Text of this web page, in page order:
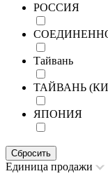
РОССИЯ
Тайвань
ТАЙВАНЬ
ЯПОНИЯ
Сбросить
Единица продажи